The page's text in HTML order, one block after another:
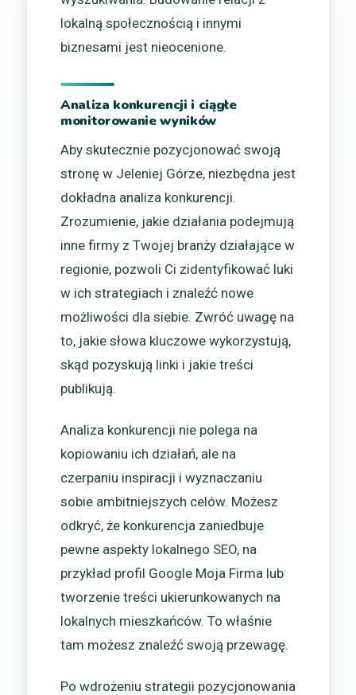
lokalną społecznością i innymi
biznesami jest nieocenione.
Analiza konkurencji i ciągłe
monitorowanie wyników
Aby skutecznie pozycjonować swoją
stronę w Jeleniej Górze, niezbędna jest
dokładna analiza konkurencji.
Zrozumienie, jakie działania podejmują
inne firmy z Twojej branży działające w
regionie, pozwoli Ci zidentyfikować luki
w ich strategiach i znaleźć nowe
możliwości dla siebie. Zwróć uwagę na
to, jakie słowa kluczowe wykorzystują,
skąd pozyskują linki i jakie treści
publikują.
Analiza konkurencji nie polega na
kopiowaniu ich działań, ale na
czerpaniu inspiracji i wyznaczaniu
sobie ambitniejszych celów. Możesz
odkryć, że konkurencja zaniedbuje
pewne aspekty lokalnego SEO, na
przykład profil Google Moja Firma lub
tworzenie treści ukierunkowanych na
lokalnych mieszkańców. To właśnie
tam możesz znaleźć swoją przewagę.
Po wdrożeniu strategii pozycjonowania